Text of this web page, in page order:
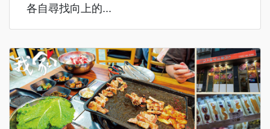
各自尋找向上的...